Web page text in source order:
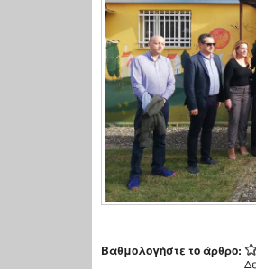
Βαθμολογήστε το άρθρο: